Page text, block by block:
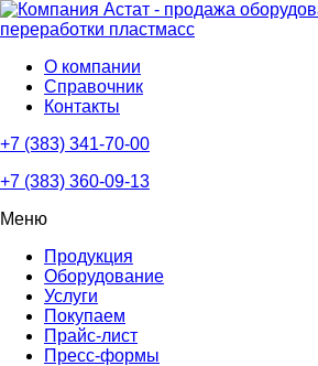
О компании
Справочник
Контакты
+7 (383) 341-70-00
+7 (383) 360-09-13
Меню
Продукция
Оборудование
Услуги
Покупаем
Прайс-лист
Пресс-формы